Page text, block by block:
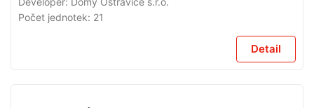
Počet jednotek: 21
Detail